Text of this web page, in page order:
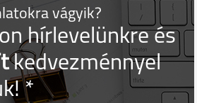
vágyik?
hírlevelünkre és
kedvezménnyel
*